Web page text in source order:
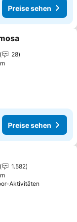
Preise sehen
hinzufügen
28
Preise sehen
hinzufügen
1.582
Aktivitäten